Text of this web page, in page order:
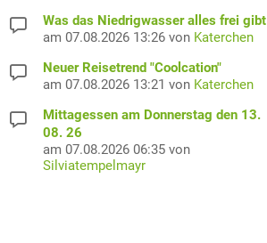
Was das Niedrigwasser alles frei gibt
am 07.08.2026 13:26 von Katerchen
Neuer Reisetrend "Coolcation"
am 07.08.2026 13:21 von Katerchen
Mittagessen am Donnerstag den 13.
08. 26
am 07.08.2026 06:35 von
Silviatempelmayr